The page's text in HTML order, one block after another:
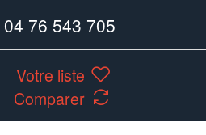
04 76 543 705
Votre liste
Comparer